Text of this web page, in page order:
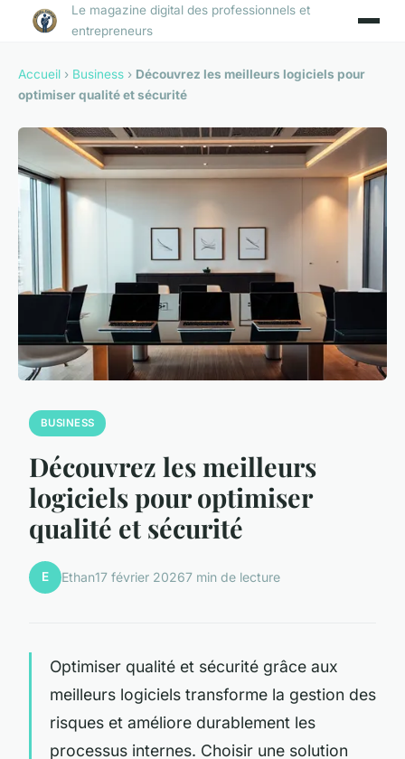
Le magazine digital des professionnels et
entrepreneurs
Accueil › Business › Découvrez les meilleurs logiciels pour
optimiser qualité et sécurité
BUSINESS
Découvrez les meilleurs
logiciels pour optimiser
qualité et sécurité
E Ethan17 février 20267 min de lecture
Optimiser qualité et sécurité grâce aux
meilleurs logiciels transforme la gestion des
risques et améliore durablement les
processus internes. Choisir une solution